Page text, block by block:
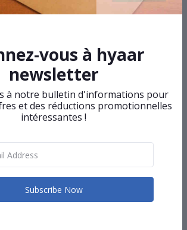
Related products
vous à hyaar
newsletter
à notre bulletin d'informations pour
et des réductions promotionnelles
intéressantes !
Subscribe Now